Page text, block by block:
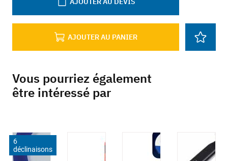
AJOUTER AU PANIER
Vous pourriez également
être intéressé par
6
déclinaisons